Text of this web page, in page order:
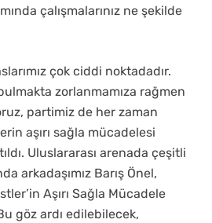
çalışmalarınız ne şekilde
çok ciddi noktadadır.
zorlanmamıza rağmen
partimiz de her zaman
aşırı sağla mücadelesi
Uluslararası arenada çeşitli
arkadaşımız Barış Önel,
Aşırı Sağla Mücadele
göz ardı edilebilecek,